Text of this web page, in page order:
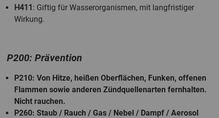
H411 : Giftig für Wasserorganismen, mit langfristiger
Wirkung.
P200: Prävention
P210: Von Hitze, heißen Oberflächen, Funken, offenen
Flammen sowie anderen Zündquellenarten fernhalten.
Nicht rauchen.
P260: Staub / Rauch / Gas / Nebel / Dampf / Aerosol